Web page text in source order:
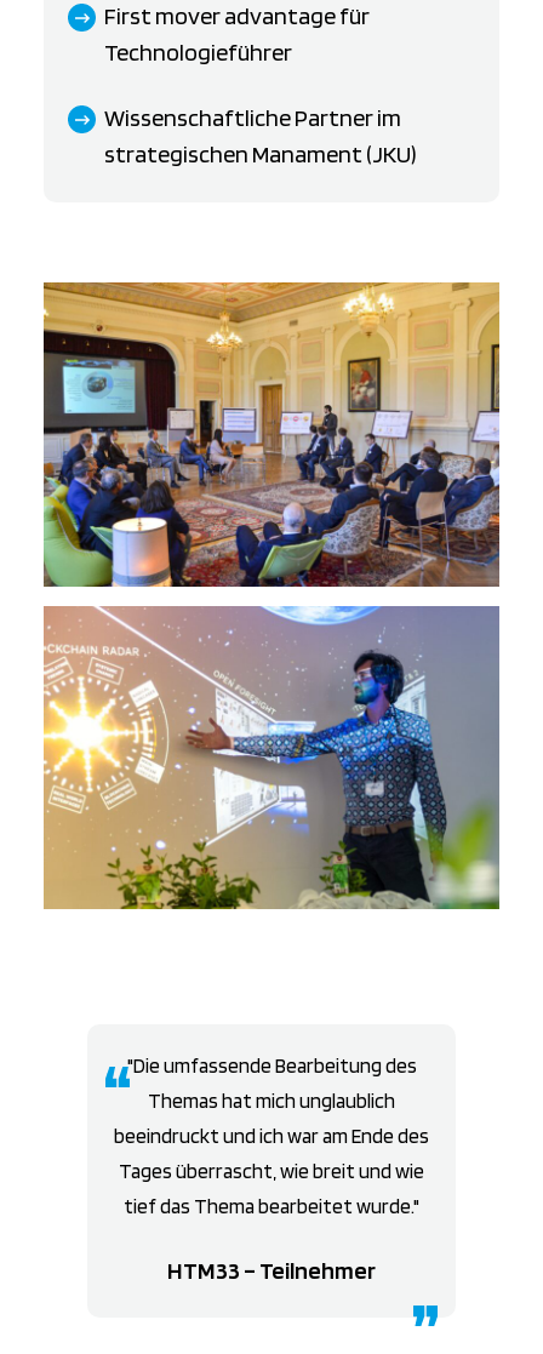
First mover advantage für
Technologieführer
Wissenschaftliche Partner im
strategischen Manament (JKU)
Die umfassende Bearbeitung des
Themas hat mich unglaublich
beeindruckt und ich war am Ende des
Tages überrascht, wie breit und wie
tief das Thema bearbeitet wurde.
HTM33 – Teilnehmer